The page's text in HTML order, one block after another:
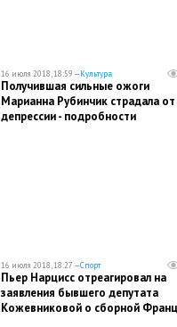
16 июля 2018, 18:59 —Культура
​Получившая сильные ожоги
Марианна Рубинчик страдала от
депрессии - подробности
16 июля 2018, 18:27 —Спорт
​Пьер Нарцисс отреагировал на
заявления бывшего депутата
Кожевниковой о сборной